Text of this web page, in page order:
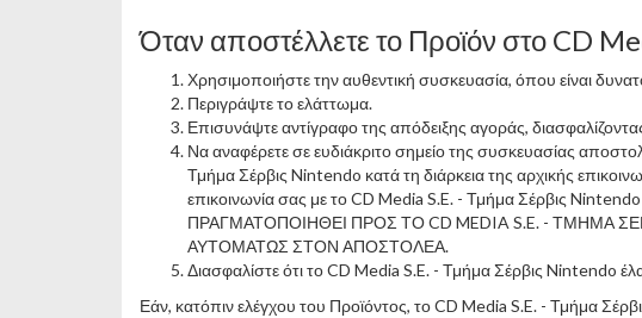
Όταν αποστέλλετε το Προϊόν στο CD
Χρησιμοποιήστε την αυθεντική συσκευασία, όπου είναι
Περιγράψτε το ελάττωμα.
Επισυνάψτε αντίγραφο της απόδειξης αγοράς,
Να αναφέρετε σε ευδιάκριτο σημείο της συσκευασίας
Τμήμα Σέρβις Nintendo κατά τη διάρκεια της αρχικής
επικοινωνία σας με το CD Media S.E. - Τμήμα Σέρβις
ΠΡΑΓΜΑΤΟΠΟΙΗΘΕΙ ΠΡΟΣ ΤΟ CD MEDIA S.E. - ΤΜΗΜΑ
ΑΥΤΟΜΑΤΩΣ ΣΤΟΝ ΑΠΟΣΤΟΛΕΑ.
Διασφαλίστε ότι το CD Media S.E. - Τμήμα Σέρβις Nintendo
Εάν, κατόπιν ελέγχου του Προϊόντος, το CD Media S.E. - Τμήμα